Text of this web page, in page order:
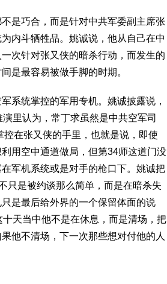
是巧合，而是针对中共军委副主席张
内斗牺牲品。姚诚说，他从自己在中
次针对张又侠的暗杀行动，而发生的
是最容易被做手脚的时期。
系统掌控的军用专机。姚诚披露说，
里认为，常丁求虽然是中共空军司
在张又侠的手里，也就是说，即使
用空中通道做局，但第34师这道门没
军机系统或是对手的枪口下。姚诚把
只是被约谈那么简单，而是在暗杀失
是最后给外界的一个保留体面的说
天当中他不是在休息，而是清场，把
他不清场，下一次那些想对付他的人